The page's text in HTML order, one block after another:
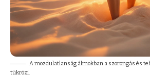
A mozdulatlanság álmokban a szorongás és
tükrözi.